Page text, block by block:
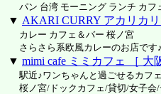
パン 台湾 モーニング ランチ カフ
▼ AKARI CURRY アカリカ
カレー カフェ＆バー 桜ノ宮
さらさら系欧風カレーのお店で
▼ mimi cafe ミミカフェ ［ 大
駅近♪ワンちゃんと過ごせるカフ
桜ノ宮/ドックカフェ/貸切/女子会